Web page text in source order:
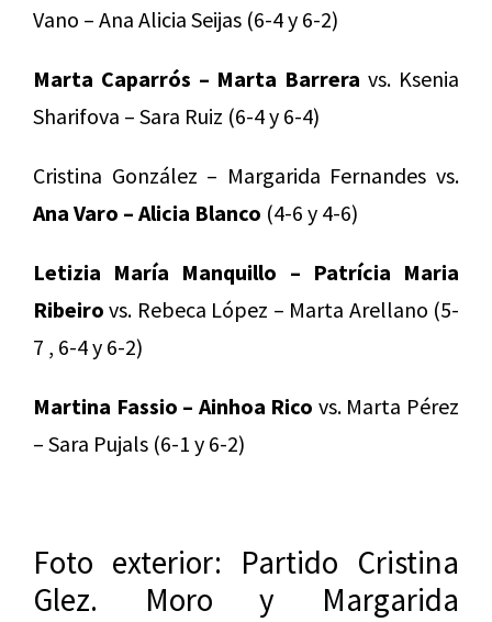
Vano – Ana Alicia Seijas (6-4 y 6-2)
Marta Caparrós – Marta Barrera vs. Ksenia
Sharifova – Sara Ruiz (6-4 y 6-4)
Cristina González – Margarida Fernandes vs.
Ana Varo – Alicia Blanco (4-6 y 4-6)
Letizia María Manquillo – Patrícia Maria
Ribeiro vs. Rebeca López – Marta Arellano (5-
7 , 6-4 y 6-2)
Martina Fassio – Ainhoa Rico vs. Marta Pérez
– Sara Pujals (6-1 y 6-2)
Foto exterior: Partido Cristina
Glez. Moro y Margarida